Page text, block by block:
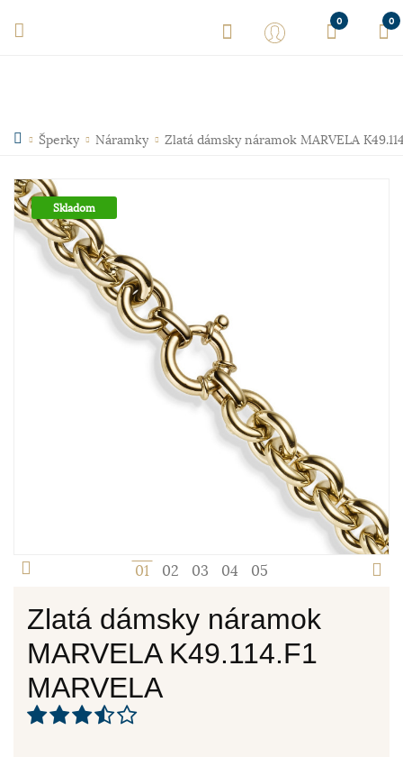
0 0
Šperky Náramky Zlatá dámsky náramok MARVELA
Skladom
1 2 3 4 5
Zlatá dámsky náramok
MARVELA K49.114.F1
MARVELA